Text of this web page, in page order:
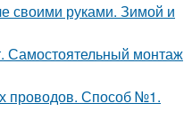
своими руками. Зимой и
Самостоятельный монтаж
проводов. Способ №1.